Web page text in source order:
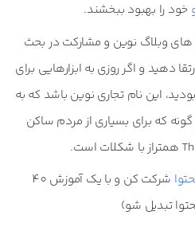
خود را بهبود ببخشند.
های وبلاگ نوین و مشارکت در بحث
دهید و اگر روزی به ابزارهایی برای
این نام تجاری نوین باشد که به
که برای بسیاری از مردم ساکن
شرکت کن و با یک آموزش 40
تبدیل شو)